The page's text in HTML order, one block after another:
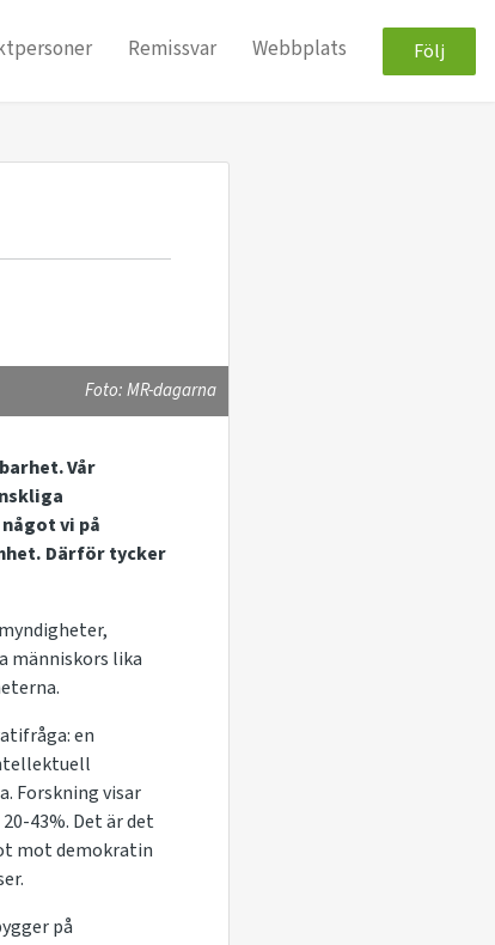
Remissvar Webbplats Följ
Foto: MR-dagarna
Vår
vi på
Därför tycker
människors lika
en
Forskning visar
43%. Det är det
mot demokratin
på